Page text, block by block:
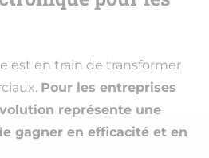
est en train de transformer
Pour les entreprises
représente une
gagner en efficacité et en